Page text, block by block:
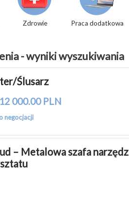
Zdrowie Praca dodatkowa
- wyniki wyszukiwania
Ślusarz
12 000.00 PLN
negocjacji
– Metalowa szafa